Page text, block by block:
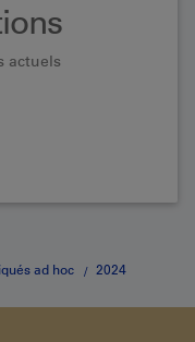
actuels
ad hoc 2024